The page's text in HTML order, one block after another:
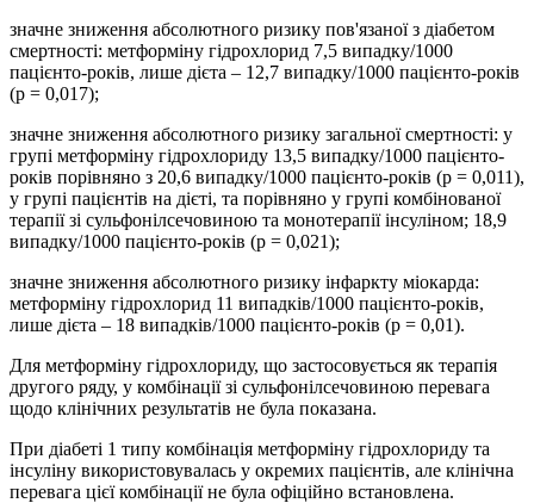
значне зниження абсолютного ризику пов'язаної з діабетом
смертності: метформіну гідрохлорид 7,5 випадку/1000
пацієнто-років, лише дієта – 12,7 випадку/1000 пацієнто-років
(p = 0,017);
значне зниження абсолютного ризику загальної смертності: у
групі метформіну гідрохлориду 13,5 випадку/1000 пацієнто-
років порівняно з 20,6 випадку/1000 пацієнто-років (p = 0,011),
у групі пацієнтів на дієті, та порівняно у групі комбінованої
терапії зі сульфонілсечовиною та монотерапії інсуліном; 18,9
випадку/1000 пацієнто-років (p = 0,021);
значне зниження абсолютного ризику інфаркту міокарда:
метформіну гідрохлорид 11 випадків/1000 пацієнто-років,
лише дієта – 18 випадків/1000 пацієнто-років (p = 0,01).
Для метформіну гідрохлориду, що застосовується як терапія
другого ряду, у комбінації зі сульфонілсечовиною перевага
щодо клінічних результатів не була показана.
При діабеті 1 типу комбінація метформіну гідрохлориду та
інсуліну використовувалась у окремих пацієнтів, але клінічна
перевага цієї комбінації не була офіційно встановлена.